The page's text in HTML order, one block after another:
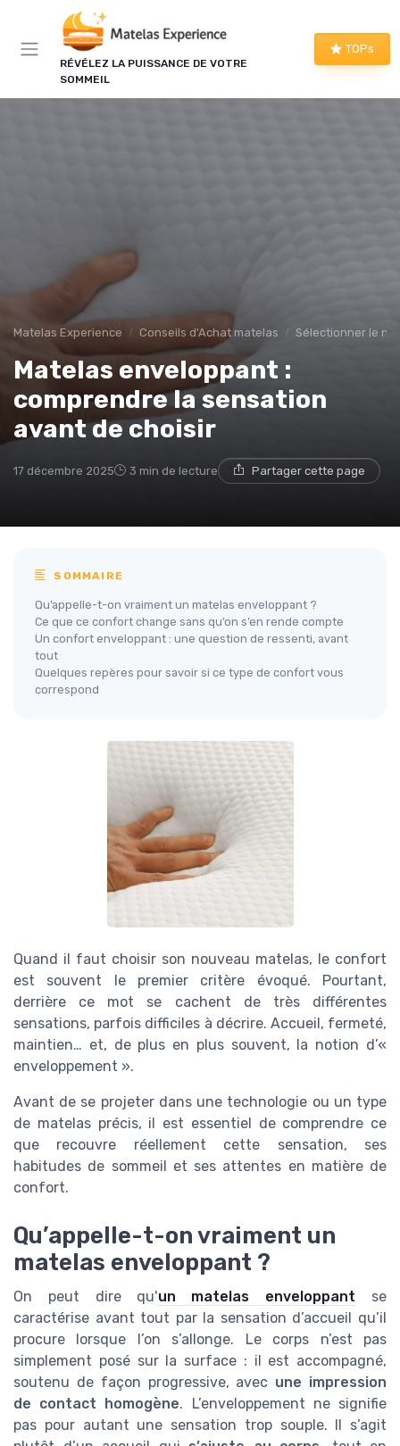
RÉVÉLEZ LA PUISSANCE DE VOTRE
SOMMEIL
TOPs
Matelas Experience Conseils d'Achat matelas Sélectionner le
Matelas enveloppant :
comprendre la sensation
avant de choisir
17 décembre 2025 3 min de lecture Partager cette page
SOMMAIRE
Qu’appelle-t-on vraiment un matelas enveloppant ?
Ce que ce confort change sans qu’on s’en rende compte
Un confort enveloppant : une question de ressenti, avant
tout
Quelques repères pour savoir si ce type de confort vous
correspond
Quand il faut choisir son nouveau matelas, le confort
est souvent le premier critère évoqué. Pourtant,
derrière ce mot se cachent de très différentes
sensations, parfois difficiles à décrire. Accueil, fermeté,
maintien… et, de plus en plus souvent, la notion d’«
enveloppement ».
Avant de se projeter dans une technologie ou un type
de matelas précis, il est essentiel de comprendre ce
que recouvre réellement cette sensation, ses
habitudes de sommeil et ses attentes en matière de
confort.
Qu’appelle-t-on vraiment un
matelas enveloppant ?
On peut dire qu'un matelas enveloppant se
caractérise avant tout par la sensation d’accueil qu’il
procure lorsque l’on s’allonge. Le corps n’est pas
simplement posé sur la surface : il est accompagné,
soutenu de façon progressive, avec une impression
de contact homogène. L’enveloppement ne signifie
pas pour autant une sensation trop souple. Il s’agit
Panneau de gestion des cookies